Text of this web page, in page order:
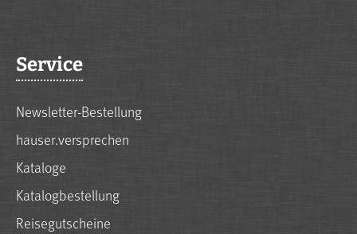
Service
Newsletter-Bestellung
hauser.versprechen
Kataloge
Katalogbestellung
Reisegutscheine